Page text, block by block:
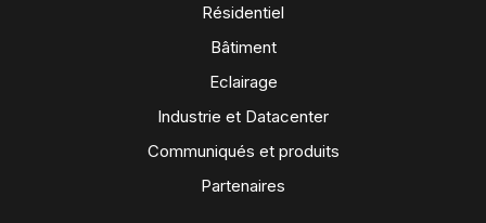
Résidentiel
Bâtiment
Eclairage
Industrie et Datacenter
Communiqués et produits
Partenaires